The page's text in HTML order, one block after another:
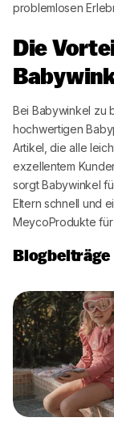
problemlosen
Die
Bei Babywinkel zu
hochwertigen
Artikel, die alle
exzellentem
sorgtBabywinkel
Eltern schnell und
MeycoProdukte
Blogbeiträge